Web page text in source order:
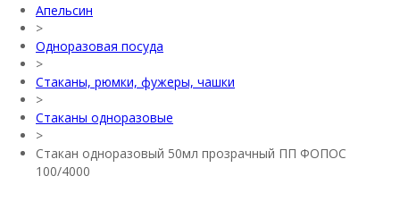
Апельсин
>
Одноразовая посуда
>
Стаканы, рюмки, фужеры, чашки
>
Стаканы одноразовые
>
Стакан одноразовый 50мл прозрачный ПП ФОПОС
100/4000